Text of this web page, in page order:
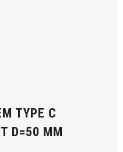
TYPE C
D=50 MM